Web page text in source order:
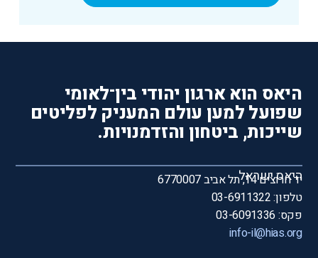
היאס הוא ארגון יהודי בין־לאומי
שפועל למען עולם המעניק לפליטים
שייכות, ביטחון והזדמנויות.
היאס ישראל
יד חרוצים 14, תל אביב 6770007
טלפון: 03-6911322
פקס: 03-6091336
info-il@hias.org